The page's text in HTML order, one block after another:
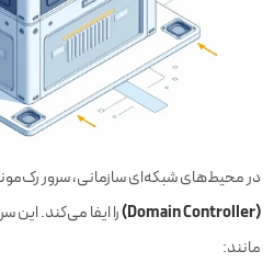
در محیط‌های شبکه‌ای سازمانی، سرور
(Domain Controller)
را ایفا می‌کند.
مانند: